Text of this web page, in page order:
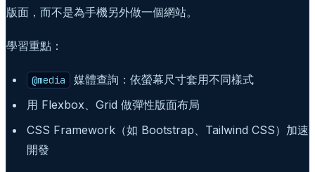
版面，而不是為手機另外做一個網站。
學習重點：
@media
媒體查詢：依螢幕尺寸套用不同樣式
用 Flexbox、Grid 做彈性版面布局
CSS Framework（如 Bootstrap、Tailwind CSS）加速
開發